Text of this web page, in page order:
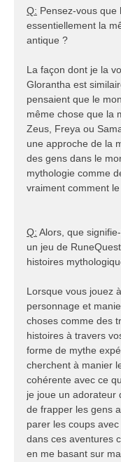
Q: Pensez-vous que
essentiellement la
antique ?
La façon dont je la
Glorantha est
pensaient que le
même chose que la
Zeus, Freya ou
une approche de la
des gens dans le
mythologie comme
vraiment comment
Q: Alors, que
un jeu de
histoires
Lorsque vous jouez
personnage et
choses comme des
histoires à travers
forme de mythe
cherchent à manier
cohérente avec ce
je joue un adorateur
de frapper les gens
parer les coups
dans ces aventures
en me basant sur